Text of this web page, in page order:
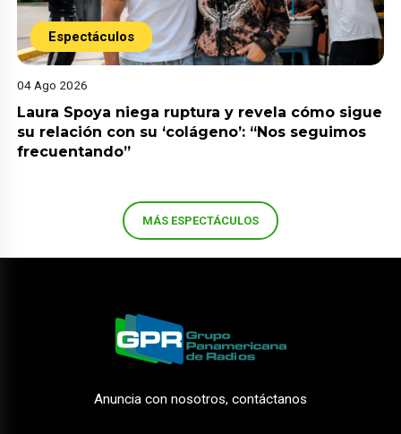
Espectáculos
04 Ago 2026
Laura Spoya niega ruptura y revela cómo sigue
su relación con su ‘colágeno’: “Nos seguimos
frecuentando”
MÁS ESPECTÁCULOS
Anuncia con nosotros, contáctanos